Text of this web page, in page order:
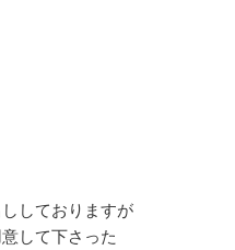
しておりますが
して下さった